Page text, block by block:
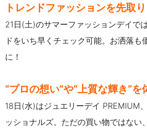
トレンドファッションを先取り
21日(土)のサマーファッションデイで
ドをいち早くチェック可能。お洒落も
に！
“プロの想い”や“上質な輝き”を
18日(水)はジュエリーデイ PREMIUM
ッショナルズ。ただの買い物ではない